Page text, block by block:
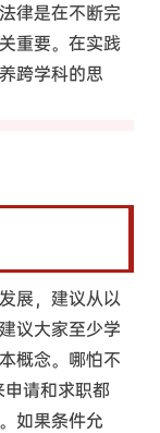
律是在不断完
重要。在实践
跨学科的思
展，建议从以
议大家至少学
概念。哪怕不
请和求职都
如果条件允